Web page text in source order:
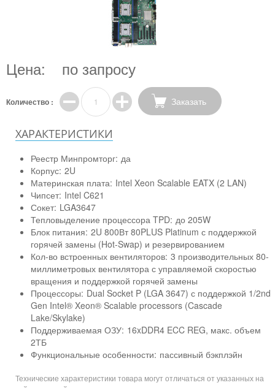
Цена: по запросу
Количество : Заказать
ХАРАКТЕРИСТИКИ
Реестр Минпромторг: да
Корпус: 2U
Материнская плата: Intel Xeon Scalable EATX (2 LAN)
Чипсет: Intel C621
Сокет: LGA3647
Тепловыделение процессора TPD: до 205W
Блок питания: 2U 800Вт 80PLUS Platinum с поддержкой
горячей замены (Hot-Swap) и резервированием
Кол-во встроенных вентиляторов: 3 производительных 80-
миллиметровых вентилятора с управляемой скоростью
вращения и поддержкой горячей замены
Процессоры: Dual Socket P (LGA 3647) с поддержкой 1/2nd
Gen Intel® Xeon® Scalable processors (Cascade
Lake/Skylake)
Поддерживаемая ОЗУ: 16xDDR4 ECC REG, макс. объем
2ТБ
Функциональные особенности: пассивный бэкплэйн
Технические характеристики товара могут отличаться от указанных на